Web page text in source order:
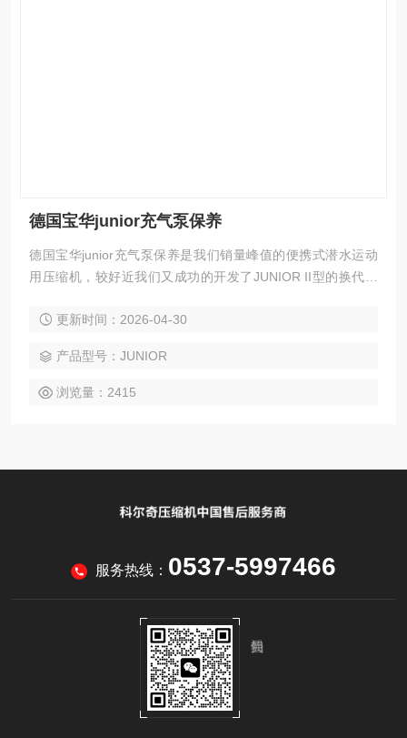
德国宝华junior充气泵保养
德国宝华junior充气泵保养是我们销量峰值的便携式潜水运动
用压缩机，较好近我们又成功的开发了JUNIOR II型的换代产
更新时间：2026-04-30
产品型号：JUNIOR
浏览量：2415
服务热线： 0537-5997466